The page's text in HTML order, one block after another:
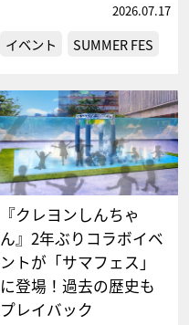
2026.07.17
イベント SUMMER FES
『クレヨンしんちゃ
ん』2年ぶりコラボイベ
ントが「サマフェス」
に登場！過去の歴史も
プレイバック